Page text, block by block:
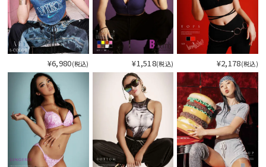
¥6,980(税込) ¥1,518(税込) ¥2,178(税込)